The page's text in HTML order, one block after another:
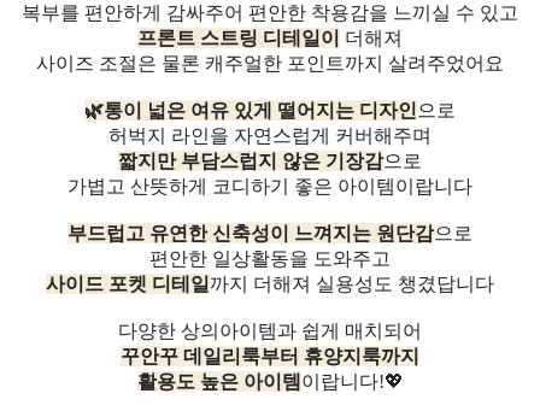
복부를 편안하게 감싸주어 편안한 착용감을 느끼실 수 있고
프론트 스트링 디테일이
더해져
사이즈 조절은 물론 캐주얼한 포인트까지 살려주었어요
🌿통이 넓은 여유 있게 떨어지는 디자인 으로
허벅지 라인을 자연스럽게 커버해주며
짧지만 부담스럽지 않은 기장감으로
가볍고 산뜻하게 코디하기 좋은 아이템이랍니다
부드럽고 유연한 신축성이 느껴지는 원단감으로
편안한 일상활동을 도와주고
사이드 포켓 디테일 까지 더해져 실용성도 챙겼답니다
다양한 상의아이템과 쉽게 매치되어
꾸안꾸 데일리룩부터 휴양지룩까지
활용도 높은 아이템 이랍니다!💖